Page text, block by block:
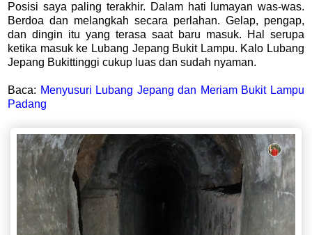
Posisi saya paling terakhir. Dalam hati lumayan was-was.
Berdoa dan melangkah secara perlahan. Gelap, pengap,
dan dingin itu yang terasa saat baru masuk. Hal serupa
ketika masuk ke Lubang Jepang Bukit Lampu. Kalo Lubang
Jepang Bukittinggi cukup luas dan sudah nyaman.
Baca: Menyusuri Lubang Jepang dan Meriam Bukit Lampu
Padang